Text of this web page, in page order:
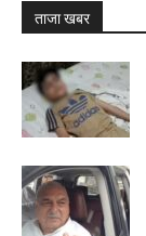
ताजा खबर